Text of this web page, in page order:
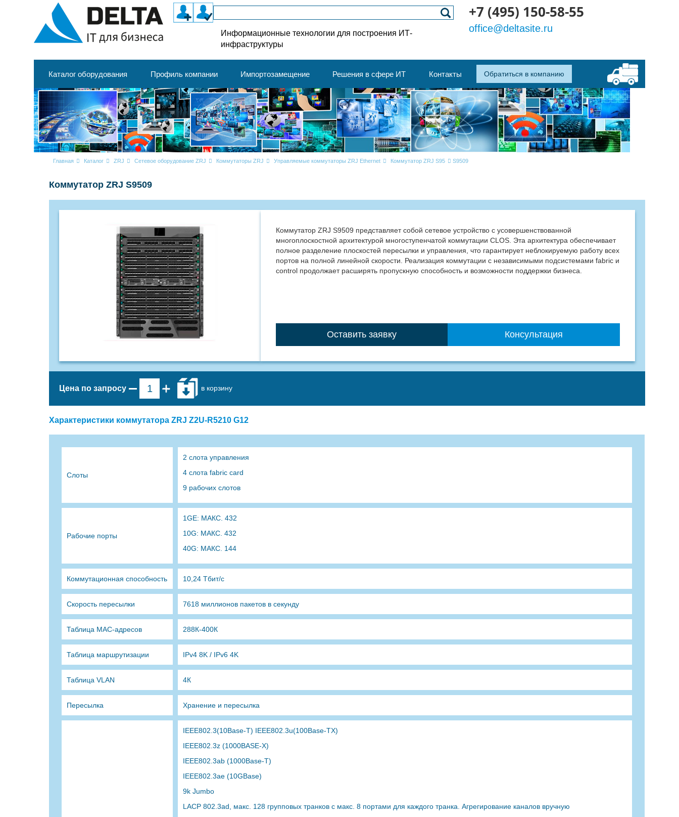
Информационные технологии для построения ИТ-
инфраструктуры
+7 (495) 150-58-55
office@deltasite.ru
Каталог оборудования Профиль компании Импортозамещение Решения в сфере ИТ Контакты Обратиться в компанию
Главная Каталог ZRJ Сетевое оборудование ZRJ Коммутаторы ZRJ Управляемые коммутаторы ZRJ Ethernet Коммутатор ZRJ S95 S9509
Коммутатор ZRJ S9509
Коммутатор ZRJ S9509 представляет собой сетевое устройство с усовершенствованной
многоплоскостной архитектурой многоступенчатой коммутации CLOS. Эта архитектура обеспечивает
полное разделение плоскостей пересылки и управления, что гарантирует неблокируемую работу всех
портов на полной линейной скорости. Реализация коммутации с независимыми подсистемами fabric и
control продолжает расширять пропускную способность и возможности поддержки бизнеса.
Оставить заявку Консультация
Цена по запросу в корзину
Характеристики коммутатора ZRJ Z2U-R5210 G12
Слоты
2 слота управления
4 слота fabric card
9 рабочих слотов
Рабочие порты
1GE: МАКС. 432
10G: МАКС. 432
40G: МАКС. 144
Коммутационная способность 10,24 Тбит/с
Скорость пересылки 7618 миллионов пакетов в секунду
Таблица MAC-адресов 288К-400К
Таблица маршрутизации IPv4 8K / IPv6 4K
Таблица VLAN 4К
Пересылка Хранение и пересылка
IEEE802.3(10Base-T) IEEE802.3u(100Base-TX)
IEEE802.3z (1000BASE-X)
IEEE802.3ab (1000Base-T)
IEEE802.3ae (10GBase)
9k Jumbo
LACP 802.3ad, макс. 128 групповых транков с макс. 8 портами для каждого транка. Агрегирование каналов вручную